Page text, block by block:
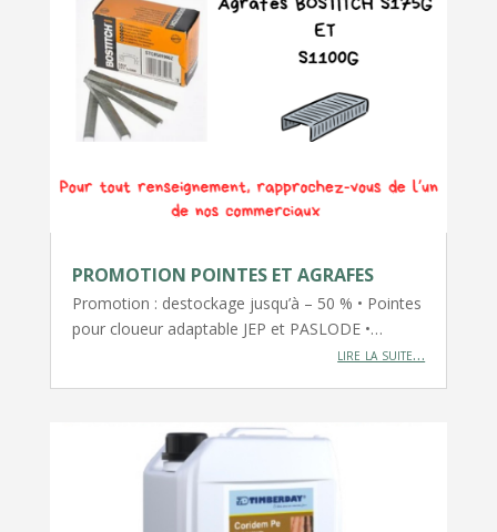
PROMOTION POINTES ET AGRAFES
Promotion : destockage jusqu’à – 50 % • Pointes
pour cloueur adaptable JEP et PASLODE •…
lire la suite…